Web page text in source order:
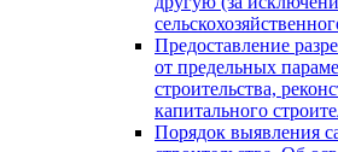
Предоставление
от предельных
строительства,
капитального
Порядок выявления